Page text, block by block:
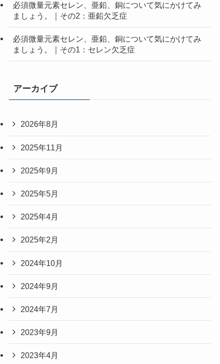
必須微量元素セレン、亜鉛、銅について気にかけてみ
ましょう。｜その2：亜鉛欠乏症
必須微量元素セレン、亜鉛、銅について気にかけてみ
ましょう。｜その1：セレン欠乏症
アーカイブ
2026年8月
2025年11月
2025年9月
2025年5月
2025年4月
2025年2月
2024年10月
2024年9月
2024年7月
2023年9月
2023年4月